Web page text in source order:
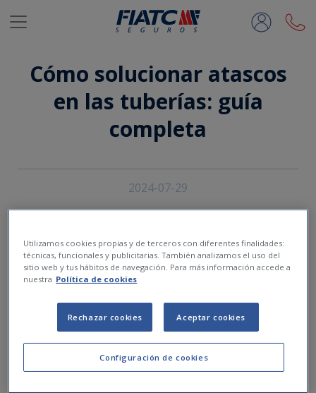
Saltar al contenido principal
Cómo solucionar atascos
en las tuberías: guía
completa
2024-07-29
Utilizamos cookies propias y de terceros con diferentes finalidades:
técnicas, funcionales y publicitarias. También analizamos el uso del
sitio web y tus hábitos de navegación. Para más información accede a
nuestra Política de cookies
Configuración de cookies
Rechazar cookies Aceptar cookies